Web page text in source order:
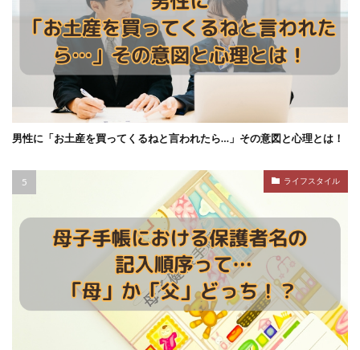
男性に「お土産を買ってくるねと言われたら…」その意図と心理とは！
ライフスタイル